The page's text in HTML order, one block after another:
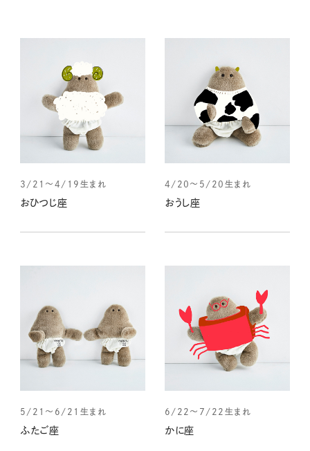
3/21～4/19生まれ
おひつじ座
4/20～5/20生まれ
おうし座
5/21～6/21生まれ
ふたご座
6/22～7/22生まれ
かに座